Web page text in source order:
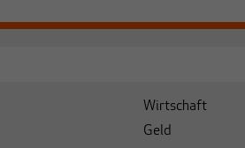
Wirtschaft
Geld